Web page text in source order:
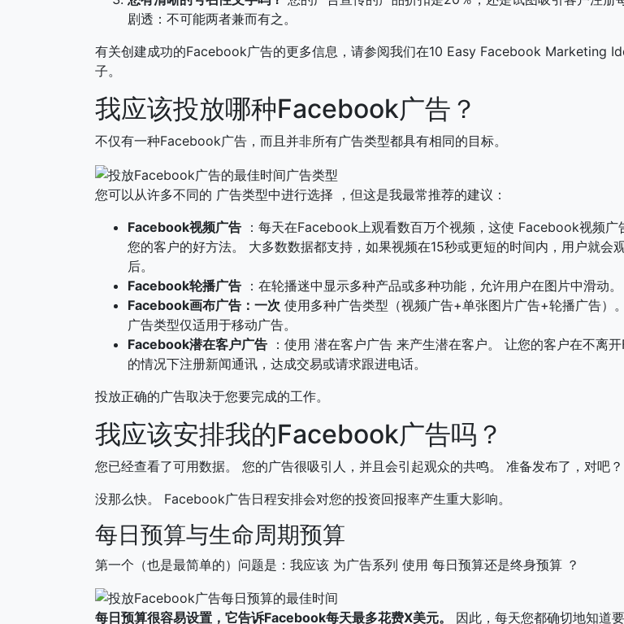
剧透：不可能两者兼而有之。
有关创建成功的Facebook广告的更多信息，请参阅我们在10 Easy Facebook Marketing
子。
我应该投放哪种Facebook广告？
不仅有一种Facebook广告，而且并非所有广告类型都具有相同的目标。
您可以从许多不同的 广告类型中进行选择 ，但这是我最常推荐的建议：
Facebook视频广告 ：每天在Facebook上观看数百万个视频，这使 Facebook视频广
您的客户的好方法。 大多数数据都支持，如果视频在15秒或更短的时间内，用户就会
后。
Facebook轮播广告 ：在轮播迷中显示多种产品或多种功能，允许用户在图片中滑动。
Facebook画布广告：一次 使用多种广告类型（视频广告+单张图片广告+轮播广告）
广告类型仅适用于移动广告。
Facebook潜在客户广告 ：使用 潜在客户广告 来产生潜在客户。 让您的客户在不离
的情况下注册新闻通讯，达成交易或请求跟进电话。
投放正确的广告取决于您要完成的工作。
我应该安排我的Facebook广告吗？
您已经查看了可用数据。 您的广告很吸引人，并且会引起观众的共鸣。 准备发布了，对吧？
没那么快。 Facebook广告日程安排会对您的投资回报率产生重大影响。
每日预算与生命周期预算
第一个（也是最简单的）问题是：我应该 为广告系列 使用 每日预算还是终身预算 ？
每日预算很容易设置，它告诉Facebook每天最多花费X美元。 因此，每天您都确切地知道